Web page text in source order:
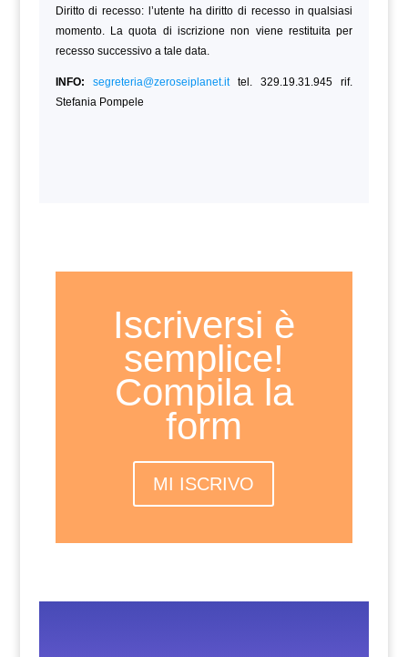
Diritto di recesso: l’utente ha diritto di recesso in qualsiasi
momento. La quota di iscrizione non viene restituita per
recesso successivo a tale data.
INFO: segreteria@zeroseiplanet.ittel. 329.19.31.945 rif.
Stefania Pompele
Iscriversi è
semplice!
Compila la
form
MI ISCRIVO